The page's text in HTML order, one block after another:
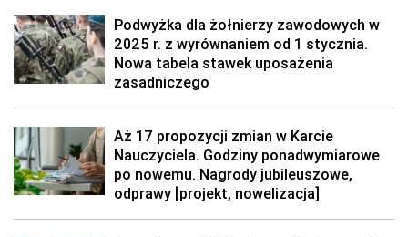
Podwyżka dla żołnierzy zawodowych w
2025 r. z wyrównaniem od 1 stycznia.
Nowa tabela stawek uposażenia
zasadniczego
Aż 17 propozycji zmian w Karcie
Nauczyciela. Godziny ponadwymiarowe
po nowemu. Nagrody jubileuszowe,
odprawy [projekt, nowelizacja]